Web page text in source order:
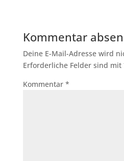
Kommentar
Deine E-Mail-Adresse wird
Erforderliche Felder sind mit
Kommentar *